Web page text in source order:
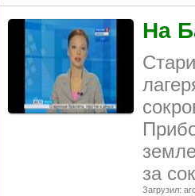
На
за
Загрузил: